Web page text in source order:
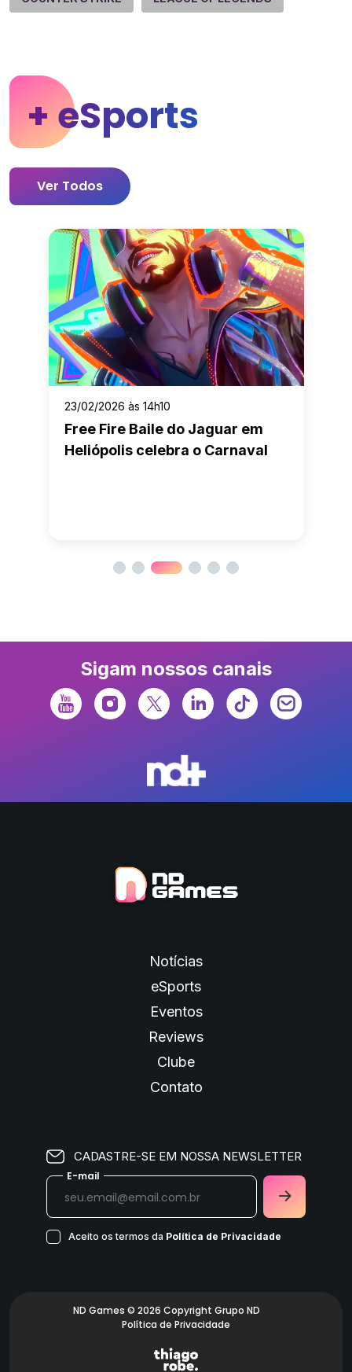
+ eSports
Ver Todos
23/02/2026 às 14h10
Free Fire Baile do Jaguar em
Heliópolis celebra o Carnaval
Sigam nossos canais
Notícias
eSports
Eventos
Reviews
Clube
Contato
CADASTRE-SE EM NOSSA NEWSLETTER
E-mail
Aceito os termos da Política de Privacidade
ND Games © 2026 Copyright Grupo ND
Política de Privacidade